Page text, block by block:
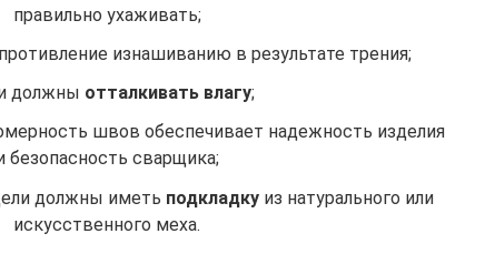
правильно ухаживать;
изнашиванию в результате трения;
должны отталкивать влагу;
швов обеспечивает надежность изделия
безопасность сварщика;
должны иметь подкладкуиз натурального или
искусственного меха.